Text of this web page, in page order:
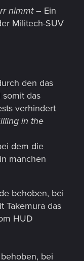
nimmt– Ein
Militech-SUV
den das
das
verhindert
in the
dem die
manchen
behoben, bei
Takemura das
HUD
bei